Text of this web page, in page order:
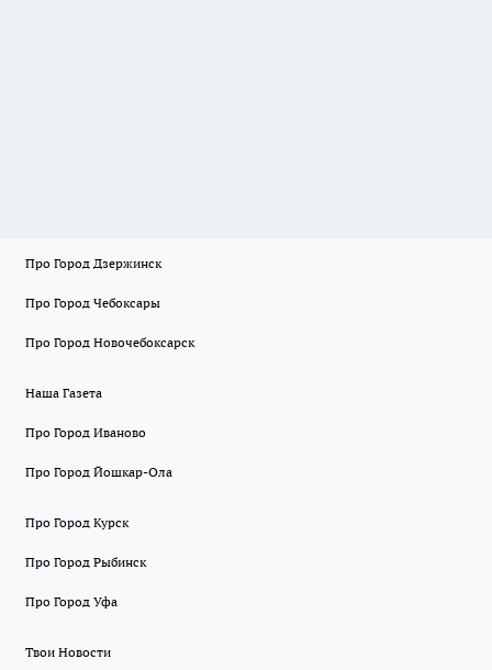
Про Город Дзержинск
Про Город Чебоксары
Про Город Новочебоксарск
Наша Газета
Про Город Иваново
Про Город Йошкар-Ола
Про Город Курск
Про Город Рыбинск
Про Город Уфа
Твои Новости